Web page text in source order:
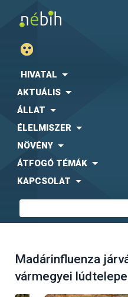
HIVATAL
AKTUÁLIS
ÁLLAT
ÉLELMISZER
NÖVÉNY
ÁTFOGÓ TÉMÁK
KAPCSOLAT
Madárinfluenza
vármegyei